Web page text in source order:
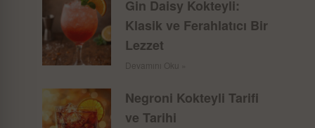
Gin Daisy Kokteyli:
Klasik ve Ferahlatıcı Bir
Lezzet
Devamını Oku »
Negroni Kokteyli Tarifi
ve Tarihi